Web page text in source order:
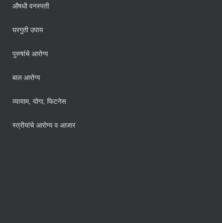
औषधी वनस्पती
घरगुती उपाय
पुरुषांचे आरोग्य
बाल आरोग्य
व्यायाम, योगा, फिटनेस
स्त्रीयांचे आरोग्य व आजार